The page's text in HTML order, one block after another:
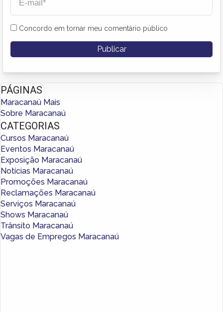
Concordo em tornar meu comentário público
PÁGINAS
Maracanaú Mais
Sobre Maracanaú
CATEGORIAS
Cursos Maracanaú
Eventos Maracanaú
Exposição Maracanaú
Notícias Maracanaú
Promoções Maracanaú
Reclamações Maracanaú
Serviços Maracanaú
Shows Maracanaú
Trânsito Maracanaú
Vagas de Empregos Maracanaú